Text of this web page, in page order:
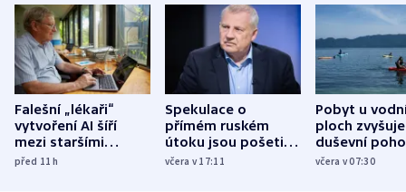
Falešní „lékaři“
vytvoření AI šíří
mezi staršími
Poláky nebezpečné
před 11h
Spekulace o
přímém ruském
útoku jsou pošetilé,
míní estonský
včera v 17:11
Pobyt u
ploch zvyšuje
duševní
ukázala
včera v 07:30